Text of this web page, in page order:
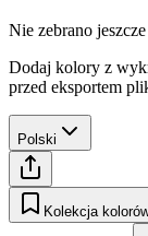
Nie zebrano
Dodaj kolory z
przed eksportem
Polski
Kolekcja